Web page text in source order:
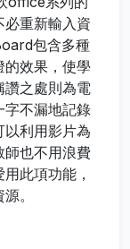
重新輸入資
包含多種
的效果，使學
之處則為電
字不漏地記錄
利用影片為
師也不用浪費
此項功能，
。